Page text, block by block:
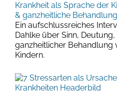
Krankheit als Sprache der
& ganzheitliche Behandlung
Ein aufschlussreiches
Dahlke über Sinn,
ganzheitlicher Behandlung
Kindern.